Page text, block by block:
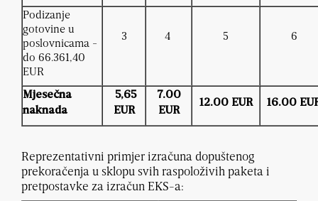
Podizanje
gotovine u
poslovnicama -
do 66.361,40
EUR
3 4 5 6
Mjesečna
naknada
5,65
EUR
7.00
EUR
12.00 EUR 16.00
Reprezentativni primjer izračuna dopuštenog
prekoračenja u sklopu svih raspoloživih paketa i
pretpostavke za izračun EKS-a: